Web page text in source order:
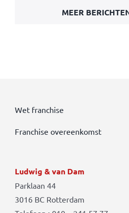
MEER
Wet franchise
Franchise overeenkomst
Ludwig & van Dam
Parklaan 44
3016 BC Rotterdam